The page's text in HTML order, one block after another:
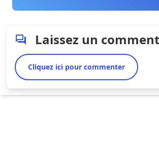
Laissez un
Cliquez ici pour commenter